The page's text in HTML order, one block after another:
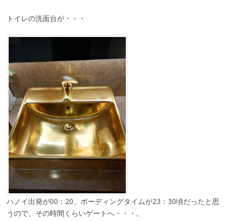
トイレの洗面台が・・・
ハノイ出発が00：20、ボーディングタイムが23：30頃だったと思
うので、その時間くらいゲートへ・・・。